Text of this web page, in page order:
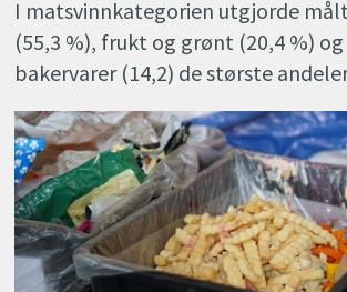
I matsvinnkategorien utgjorde
(55,3 %), frukt og grønt (20,4 %)
bakervarer (14,2) de største